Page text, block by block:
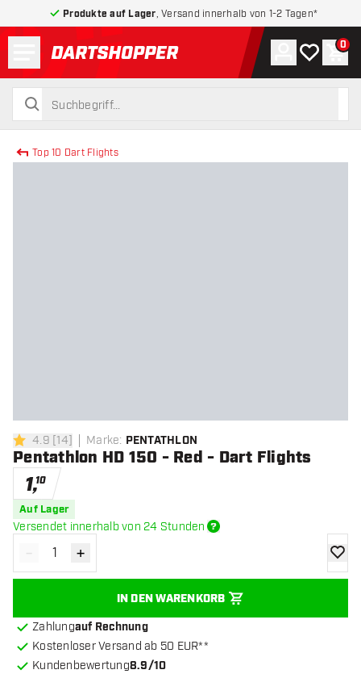
Produkte auf Lager , Versand innerhalb von 1-2 Tagen*
zurück zur Startseite
suchen
suchen
Konto
Meine 0
Top 10 Dart Flights
4.9 Bewertungssterne
4.9 [14] Marke: PENTATHLON
Pentathlon HD 150 - Red - Dart Flights
1,10
Auf Lager
Versendet innerhalb von 24 Stunden
Menge verringern
- Menge erhöhen
+
IN DEN WARENKORB
Zur
Zahlungauf Rechnung
Kostenloser Versand ab 50 EUR**
Kundenbewertung8.9/10